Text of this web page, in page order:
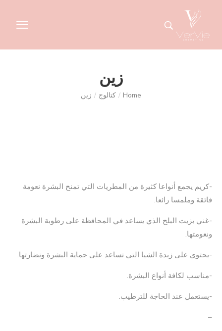
زين
Home
/ كتالوج / زين
-كريم يجمع أنواعا كثيرة من المطريات التي تمنح البشرة نعومة
فائقة وملمسا رائعا.
-غني بزيت البلح الذي يساعد في المحافظة على رطوبة البشرة
ونعومتها.
-يحتوي على زبدة الشيا التي تساعد على حماية البشرة ونضارتها.
-مناسب لكافة أنواع البشرة.
-يستعمل عند الحاجة للترطيب.
–